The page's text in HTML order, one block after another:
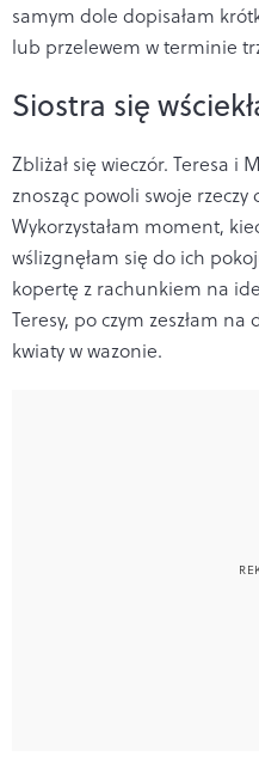
samym dole dopisałam
lub przelewem w terminie
Siostra się
Zbliżał się wieczór. Teresa i
znosząc powoli swoje
Wykorzystałam moment,
wślizgnęłam się do ich
kopertę z rachunkiem na
Teresy, po czym zeszłam
kwiaty w wazonie.